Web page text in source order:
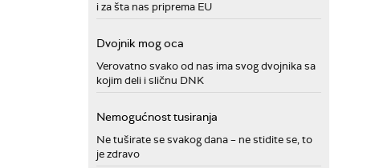
i za šta nas priprema EU
Dvojnik mog oca
Verovatno svako od nas ima svog dvojnika sa
kojim deli i sličnu DNK
Nemogućnost tusiranja
Ne tuširate se svakog dana – ne stidite se, to
je zdravo